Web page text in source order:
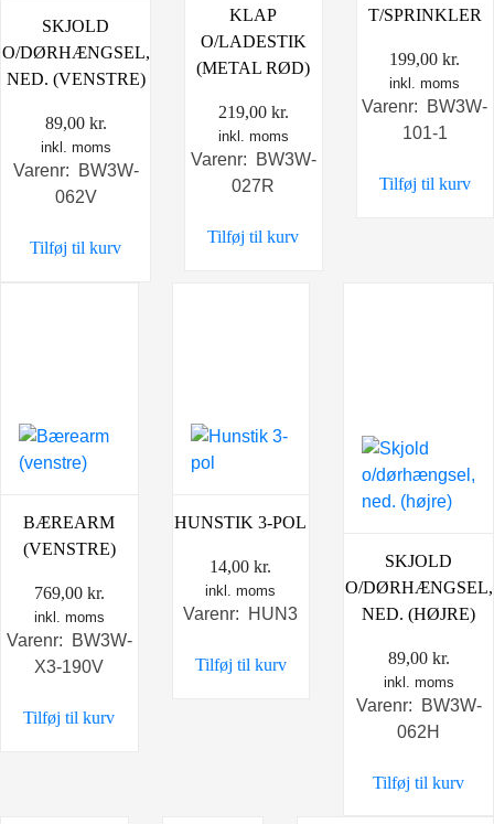
SKJOLD
O/DØRHÆNGSEL,
NED. (VENSTRE)
89,00 kr.
inkl. moms
Varenr: BW3W-
062V
Tilføj til kurv
KLAP
O/LADESTIK
(METAL RØD)
219,00 kr.
inkl. moms
Varenr: BW3W-
027R
Tilføj til kurv
T/SPRINKLER
199,00kr.
inkl. moms
Varenr: BW3W-
101-1
Tilføj til kurv
BÆREARM
(VENSTRE)
769,00 kr.
inkl. moms
Varenr: BW3W-
X3-190V
Tilføj til kurv
HUNSTIK 3-POL
14,00kr.
inkl. moms
Varenr: HUN3
Tilføj til kurv
SKJOLD
O/DØRHÆNGSEL,
NED. (HØJRE)
89,00 kr.
inkl. moms
Varenr: BW3W-
062H
Tilføj til kurv